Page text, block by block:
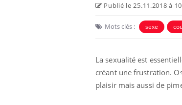
Publié le 25.11.2018 à
Mots clés : sexe
La sexualité est
créant une frustration.
plaisir mais aussi de
Eczéma Chronique des Mains :
expliquer ma maladie Youtube